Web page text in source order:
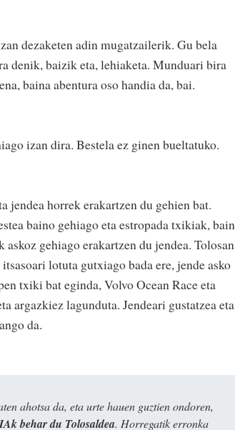
dezaketen adin mugatzailerik. Gu bela
denik, baizik eta, lehiaketa. Munduari bira
baina abentura oso handia da, bai.
izan dira. Bestela ez ginen bueltatuko.
jendea horrek erakartzen du gehien bat.
baino gehiago eta estropada txikiak,
gehiago erakartzen du jendea. Tolosan
lotuta gutxiago bada ere, jende asko
txiki bat eginda, Volvo Ocean Race eta
argazkiez lagunduta. Jendeari gustatzea eta
da.
ahotsa da, eta urte hauen guztien ondoren,
behar du Tolosaldea. Horregatik erronka